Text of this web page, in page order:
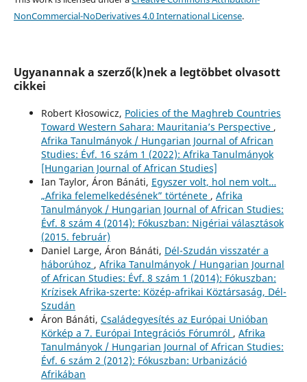
NonCommercial-NoDerivatives 4.0 International License.
Ugyanannak a szerző(k)nek a legtöbbet olvasott
cikkei
Robert Kłosowicz, Policies of the Maghreb Countries
Toward Western Sahara: Mauritania’s Perspective ,
Afrika Tanulmányok / Hungarian Journal of African
Studies: Évf. 16 szám 1 (2022): Afrika Tanulmányok
[Hungarian Journal of African Studies]
Ian Taylor, Áron Bánáti, Egyszer volt, hol nem volt…
„Afrika felemelkedésének” története , Afrika
Tanulmányok / Hungarian Journal of African Studies:
Évf. 8 szám 4 (2014): Fókuszban: Nigériai választások
(2015. február)
Daniel Large, Áron Bánáti, Dél-Szudán visszatér a
háborúhoz , Afrika Tanulmányok / Hungarian Journal
of African Studies: Évf. 8 szám 1 (2014): Fókuszban:
Krízisek Afrika-szerte: Közép-afrikai Köztársaság, Dél-
Szudán
Áron Bánáti, Családegyesítés az Európai Unióban
Körkép a 7. Európai Integrációs Fórumról , Afrika
Tanulmányok / Hungarian Journal of African Studies:
Évf. 6 szám 2 (2012): Fókuszban: Urbanizáció
Afrikában